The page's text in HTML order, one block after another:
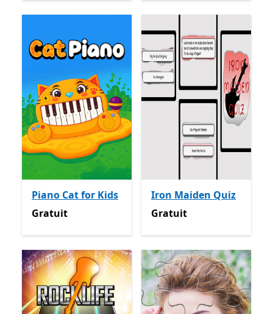
Piano Cat for Kids
Gratuit
Gratuit
Iron Maiden Quiz
Gratuit
Gratuit